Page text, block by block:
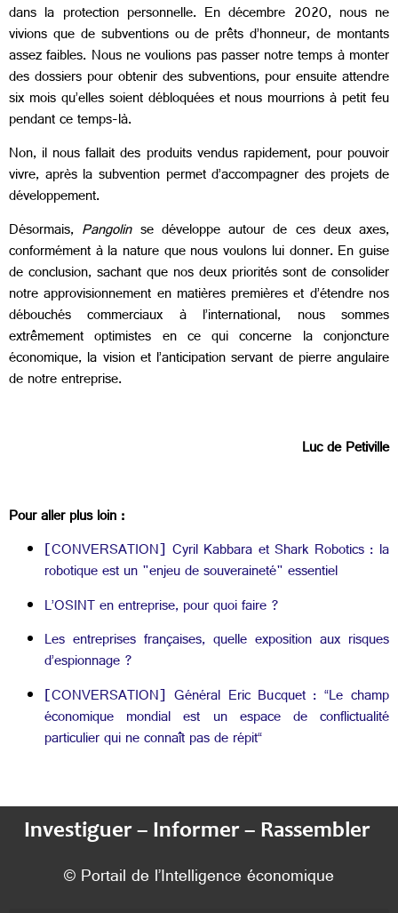
dans la protection personnelle. En décembre 2020, nous ne
vivions que de subventions ou de prêts d’honneur, de montants
assez faibles. Nous ne voulions pas passer notre temps à monter
des dossiers pour obtenir des subventions, pour ensuite attendre
six mois qu’elles soient débloquées et nous mourrions à petit feu
pendant ce temps-là.
Non, il nous fallait des produits vendus rapidement, pour pouvoir
vivre, après la subvention permet d’accompagner des projets de
développement.
Désormais, Pangolinse développe autour de ces deux axes,
conformément à la nature que nous voulons lui donner. En guise
de conclusion, sachant que nos deux priorités sont de consolider
notre approvisionnement en matières premières et d’étendre nos
débouchés commerciaux à l’international, nous sommes
extrêmement optimistes en ce qui concerne la conjoncture
économique, la vision et l’anticipation servant de pierre angulaire
de notre entreprise.
Luc de Petiville
Pour aller plus loin :
[CONVERSATION] Cyril Kabbara et Shark Robotics : la
robotique est un "enjeu de souveraineté" essentiel
L’OSINT en entreprise, pour quoi faire ?
Les entreprises françaises, quelle exposition aux risques
d’espionnage ?
[CONVERSATION] Général Eric Bucquet : “Le champ
économique mondial est un espace de conflictualité
particulier qui ne connaît pas de répit“
Investiguer – Informer – Rassembler
© Portail de l’Intelligence économique